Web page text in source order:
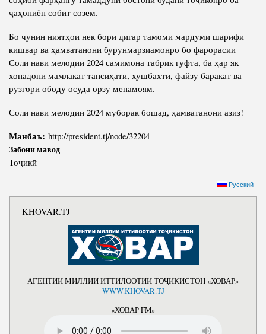
ҷаҳониён собит созем.
Бо чунин ниятҳои нек бори дигар тамоми мардуми шарифи
кишвар ва ҳамватанони бурунмарзиамонро бо фарорасии
Соли нави мелодии 2024 самимона табрик гуфта, ба ҳар як
хонадони мамлакат тансиҳатӣ, хушбахтӣ, файзу баракат ва
рӯзгори ободу осуда орзу менамоям.
Соли нави мелодии 2024 муборак бошад, ҳамватанони азиз!
Манбаъ: http://president.tj/node/32204
Забони мавод
Тоҷикӣ
Русский
KHOVAR.TJ
АГЕНТИИ МИЛЛИИ ИТТИЛООТИИ ТОҶИКИСТОН «ХОВАР»
WWW.KHOVAR.TJ
«ХОВАР FM»